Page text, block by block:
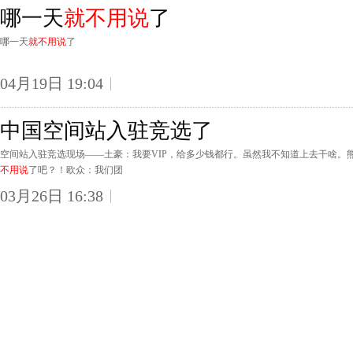
哪一天就不用说了
哪一天就不用说了
04月19日 19:04
中国空间站入驻竞选了
空间站入驻竞选现场——土豪：我要VIP，给多少钱都行。虽然我不知道上去干啥。
不用说了吧？！欧众：我们团
03月26日 16:38